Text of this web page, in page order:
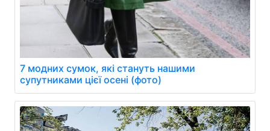
7 модних сумок, які стануть нашими
супутниками цієї осені (фото)